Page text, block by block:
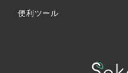
便利ツール